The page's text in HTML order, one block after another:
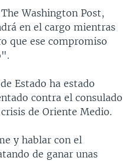
Washington Post,
en el cargo mientras
que ese compromiso
Estado ha estado
contra el consulado
de Oriente Medio.
y hablar con el
de ganar unas